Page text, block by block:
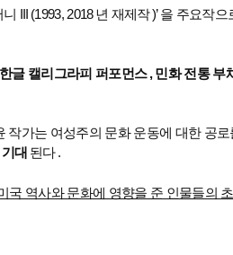
니 III (1993, 2018년 재제작)’을 주요작으
한글 캘리그라피 퍼포먼스 ,민화 전통 부
작가는 여성주의 문화 운동에 대한 공
대 된다 .
국 역사와 문화에 영향을 준 인물들의